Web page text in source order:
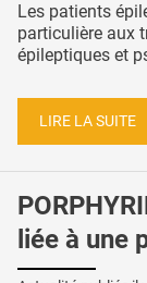
Les patients
particulière aux
épileptiques et
LIRE LA SUITE
liée à une